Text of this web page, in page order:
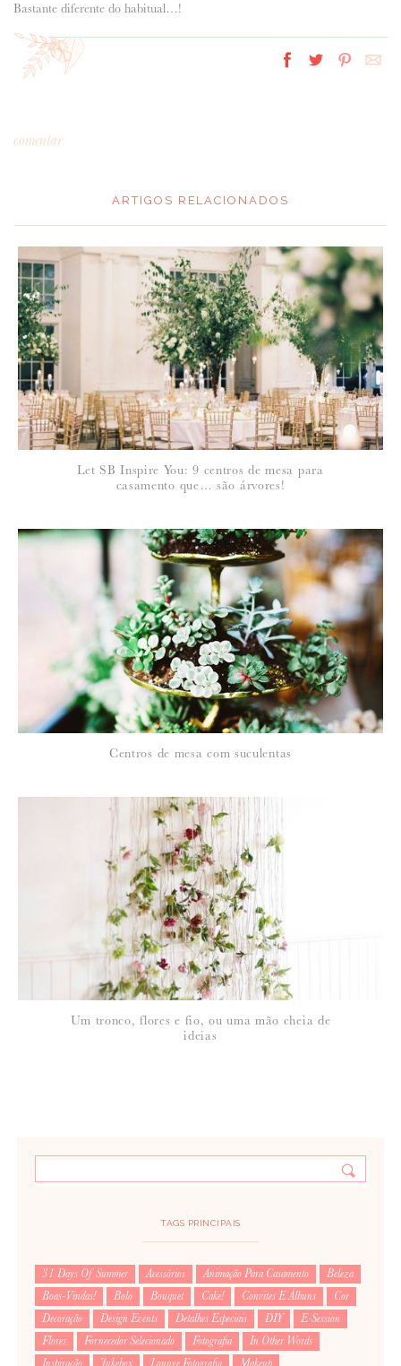
Bastante diferente do habitual…!
comentar
NOME*:
Para saber como tratamos e protegemos os seus dados, leia a nossa
política de privacidade
19 de Maio de 2010
BRANCOPRATA
Maravilhoso!!
Porque é que eu não vi isto antes!!! Agora já não há nada a fazer
Adorei Susana estes centros muito descentrados :)com os pormenores
Mariana, quando os vi, pensei logo em ti! e Quando estive em
Verona, entrei numa loja de comércio justo, que tinha uma árvore no
interior, cheia destas pequenas casinhas, de todas as formas e feitios!
Muito bonito e refrescante, não?
só me fazem pensar em tardes de calor refastelada à sombra a beber
Ora pois, e já é sexta feira!
bom fim de semana!
ARTIGOS RELACIONADOS
Let SB Inspire You: 9 centros de mesa para
casamento que… são árvores!
Centros de mesa com suculentas
Um tronco, flores e fio, ou uma mão cheia de
ideias
TAGS PRINCIPAIS
31 Days Of Summer Acessórios Animação Para Casamento
Beleza
Boas-Vindas!
Bolo Bouquet Cake! Convites E Álbuns
Cor
Decoração
Design Events Detalhes Especiais DIY
E-Session
Flores
Fornecedor Selecionado Fotografia
In Other Words
Inspiração
Jukebox Lounge Fotografia Makeup